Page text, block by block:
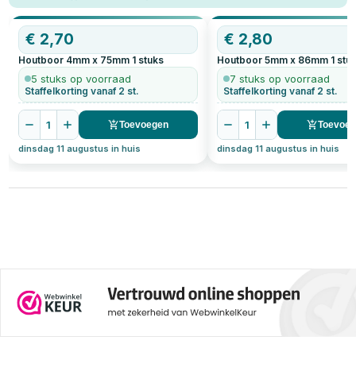
€ 2,70
Houtboor 4mm x 75mm 1 stuks
5 stuks op voorraad
Staffelkorting vanaf 2 st.
1 Toevoegen
dinsdag 11 augustus in huis
€ 2,80
Houtboor 5mm x 86mm 1
7 stuks op voorraad
Staffelkorting vanaf 2 st.
1
dinsdag 11 augustus in huis